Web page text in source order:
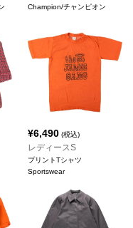
Champion/チャンピオン
¥6,490 (税込)
レディースS
プリントTシャツ
Sportswear